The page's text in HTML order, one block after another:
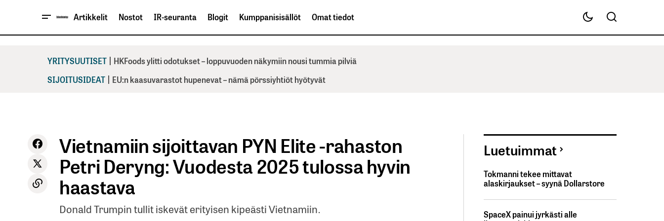
Artikkelit Nostot IR-seuranta Blogit Kumppanisisällöt Omat tiedot
YRITYSUUTISET | HKFoods ylitti odotukset – loppuvuoden näkymiin nousi tummia pilviä
SIJOITUSIDEAT | EU:n kaasuvarastot hupenevat – nämä pörssiyhtiöt hyötyvät
Vietnamiin sijoittavan PYN Elite -rahaston
Petri Deryng: Vuodesta 2025 tulossa hyvin
haastava
Donald Trumpin tullit iskevät erityisen kipeästi Vietnamiin.
Luetuimmat
Tokmanni tekee mittavat
alaskirjaukset – syynä Dollarstore
SpaceX painui jyrkästi alle